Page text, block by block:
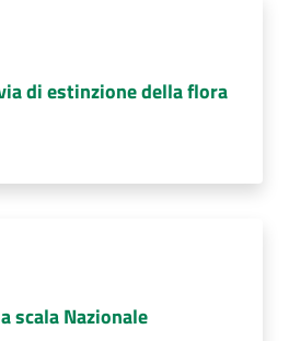
di estinzione della flora
scala Nazionale